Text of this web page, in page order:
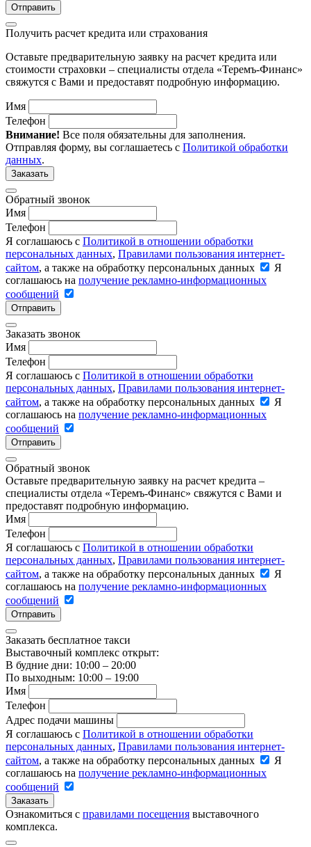
Отправить
Получить расчет кредита или страхования
Оставьте предварительную заявку на расчет кредита или
стоимости страховки – специалисты отдела «Теремъ-Финанс»
свяжутся с Вами и предоставят подробную информацию.
Имя
Телефон
Внимание! Все поля обязательны для заполнения.
Отправляя форму, вы соглашаетесь с Политикой обработки
данных.
Заказать
Обратный звонок
Имя
Телефон
Я соглашаюсь с Политикой в отношении обработки
персональных данных, Правилами пользования интернет-
сайтом, а также на обработку персональных данных
Я
соглашаюсь на получение рекламно-информационных
сообщений
Отправить
Заказать звонок
Имя
Телефон
Я соглашаюсь с Политикой в отношении обработки
персональных данных, Правилами пользования интернет-
сайтом, а также на обработку персональных данных
Я
соглашаюсь на получение рекламно-информационных
сообщений
Отправить
Обратный звонок
Оставьте предварительную заявку на расчет кредита –
специалисты отдела «Теремъ-Финанс» свяжутся с Вами и
предоставят подробную информацию.
Имя
Телефон
Я соглашаюсь с Политикой в отношении обработки
персональных данных, Правилами пользования интернет-
сайтом, а также на обработку персональных данных
Я
соглашаюсь на получение рекламно-информационных
сообщений
Отправить
Заказать бесплатное такси
Выставочный комплекс открыт:
В будние дни: 10:00 – 20:00
По выходным: 10:00 – 19:00
Имя
Телефон
Адрес подачи машины
Я соглашаюсь с Политикой в отношении обработки
персональных данных, Правилами пользования интернет-
сайтом, а также на обработку персональных данных
Я
соглашаюсь на получение рекламно-информационных
сообщений
Заказать
Ознакомиться с правилами посещения выставочного
комплекса.